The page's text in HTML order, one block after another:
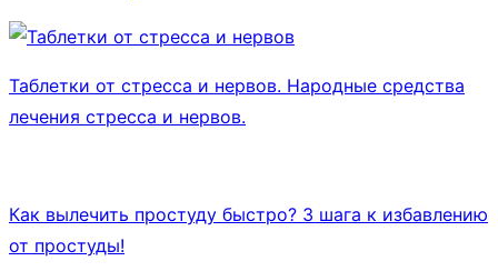
Таблетки от стресса и нервов. Народные средства
лечения стресса и нервов.
Как вылечить простуду быстро? 3 шага к избавлению
от простуды!